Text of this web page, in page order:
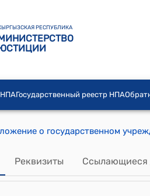
РЕСПУБЛИКА
НПАГосударственный реестр НПА
Реквизиты Ссылающиеся